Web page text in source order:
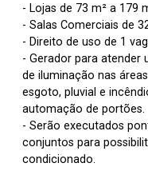
- Lojas de 73 m² a 179
- Salas Comerciais de
- Direito de uso de 1
- Gerador para atender
de iluminação nas
esgoto, pluvial e
automação de portões.
- Serão executados
conjuntos para
condicionado.